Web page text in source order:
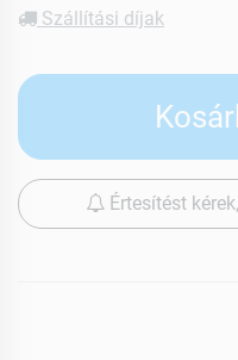
Szállítási díjak
Értesítést